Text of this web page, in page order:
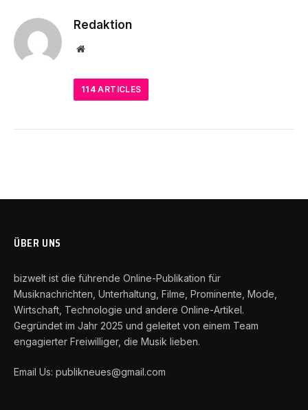
Redaktion
Website
114 ARTICLES
ÜBER UNS
bizwelt ist die führende Online-Publikation für
Musiknachrichten, Unterhaltung, Filme, Prominente, Mode,
Wirtschaft, Technologie und andere Online-Artikel.
Gegründet im Jahr 2025 und geleitet von einem Team
engagierter Freiwilliger, die Musik lieben.
Email Us: publikneues@gmail.com